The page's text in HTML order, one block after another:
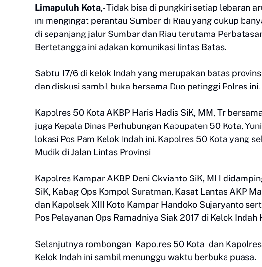
Limapuluh Kota,- Tidak bisa di pungkiri setiap lebaran
ini mengingat perantau Sumbar di Riau yang cukup
di sepanjang jalur Sumbar dan Riau terutama
Bertetangga ini adakan komunikasi lintas Batas.
Sabtu 17/6 di kelok Indah yang merupakan batas
dan diskusi sambil buka bersama Duo petinggi Polres ini.
Kapolres 50 Kota AKBP Haris Hadis SiK, MM, Tr
juga Kepala Dinas Perhubungan Kabupaten 50 Kota,
lokasi Pos Pam Kelok Indah ini. Kapolres 50 Kota yang
Mudik di Jalan Lintas Provinsi
Kapolres Kampar AKBP Deni Okvianto SiK, MH
SiK, Kabag Ops Kompol Suratman, Kasat Lantas AKP
dan Kapolsek XIII Koto Kampar Handoko Sujaryanto
Pos Pelayanan Ops Ramadniya Siak 2017 di Kelok
Selanjutnya rombongan Kapolres 50 Kota dan
Kelok Indah ini sambil menunggu waktu berbuka puasa.